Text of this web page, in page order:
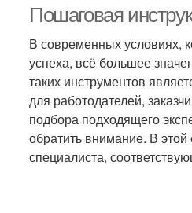
Пошаговая
В современных условиях,
успеха, всё большее
таких инструментов
для работодателей,
подбора подходящего
обратить внимание. В
специалиста,